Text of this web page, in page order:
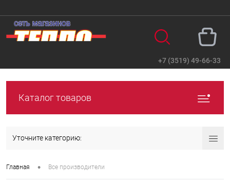
+7 (3519) 49-66-33
Каталог товаров
Уточните категорию:
Главная • Все производители